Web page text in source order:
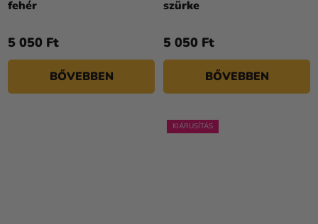
fehér
5 050 Ft
BŐVEBBEN
szürke
5 050 Ft
BŐVEBBEN
KIÁRUSÍTÁS